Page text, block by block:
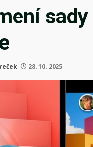
28. 10. 2025